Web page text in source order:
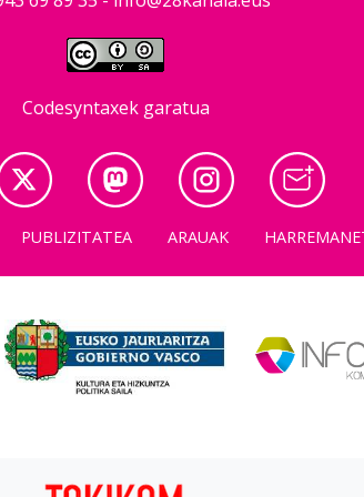
Codesyntaxek garatua
PUBLIZITATEA ARAUAK